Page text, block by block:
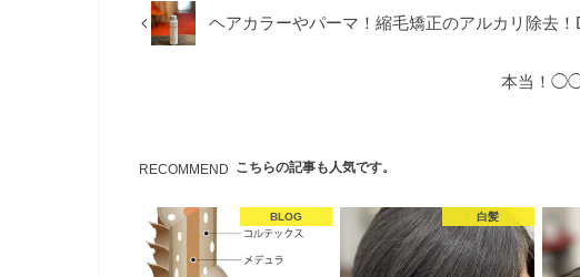
ヘアカラーやパーマ！縮毛矯正のアルカリ除去！
本当！◯◯
RECOMMEND こちらの記事も人気です。
BLOG 白髪